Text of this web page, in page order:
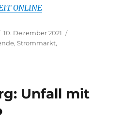
ONLINE
Veröffentlicht
am
10. Dezember 2021
,Strommarkt,
Unfall mit